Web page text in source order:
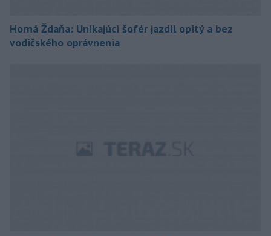
Horná Ždaňa: Unikajúci šofér jazdil opitý a bez
vodičského oprávnenia